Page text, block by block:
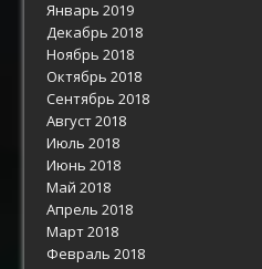
Январь 2019
Декабрь 2018
Ноябрь 2018
Октябрь 2018
Сентябрь 2018
Август 2018
Июль 2018
Июнь 2018
Май 2018
Апрель 2018
Март 2018
Февраль 2018